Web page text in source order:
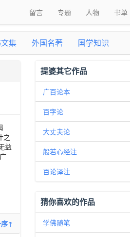
留言 专题 人物 书单
集 外国名著 国学知识
之
益
↑
提婆其它作品
广百论本
百字论
大丈夫论
般若心经注
百论译注
猜你喜欢的作品
学佛随笔